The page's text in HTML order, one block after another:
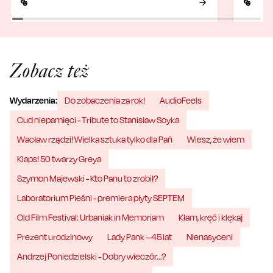
Zobacz też
Wydarzenia: Do zobaczenia za rok!
AudioFeels
Cud niepamięci - Tribute to Stanisław Soyka
Wacław rządzi! Wielka sztuka tylko dla Pań
Wiesz, że wiem
Klaps! 50 twarzy Greya
Szymon Majewski - Kto Panu to zrobił?
Laboratorium Pieśni - premiera płyty SEPTEM
Old Film Festival: Urbaniak in Memoriam
Kłam, kręć i klękaj
Prezent urodzinowy
Lady Pank – 45 lat
Nienasyceni
Andrzej Poniedzielski - Dobry wieczór...?